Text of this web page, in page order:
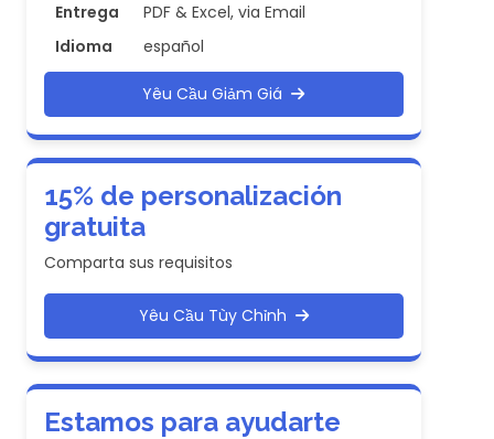
Entrega
PDF & Excel, via Email
Idioma
español
Yêu Cầu Giảm Giá
15% de personalización
gratuita
Comparta sus requisitos
Yêu Cầu Tùy Chỉnh
Estamos para ayudarte